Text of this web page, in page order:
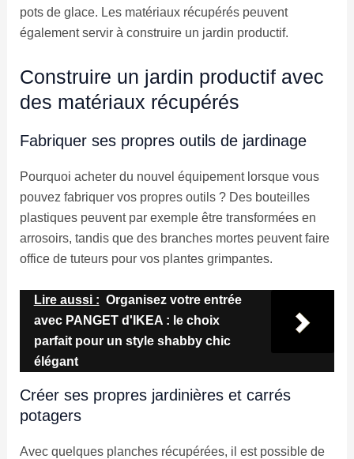
pots de glace. Les matériaux récupérés peuvent
également servir à construire un jardin productif.
Construire un jardin productif avec
des matériaux récupérés
Fabriquer ses propres outils de jardinage
Pourquoi acheter du nouvel équipement lorsque vous
pouvez fabriquer vos propres outils ? Des bouteilles
plastiques peuvent par exemple être transformées en
arrosoirs, tandis que des branches mortes peuvent faire
office de tuteurs pour vos plantes grimpantes.
Lire aussi : Organisez votre entrée
avec PANGET d'IKEA : le choix
parfait pour un style shabby chic
élégant
Créer ses propres jardinières et carrés
potagers
Avec quelques planches récupérées, il est possible de